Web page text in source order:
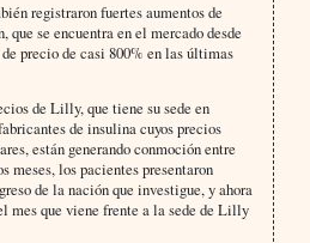
registraron fuertes aumentos de
se encuentra en el mercado desde
precio de casi 800% en las últimas
de Lilly, que tiene su sede en
de insulina cuyos precios
están generando conmoción entre
meses, los pacientes presentaron
de la nación que investigue, y ahora
mes que viene frente a la sede de Lilly